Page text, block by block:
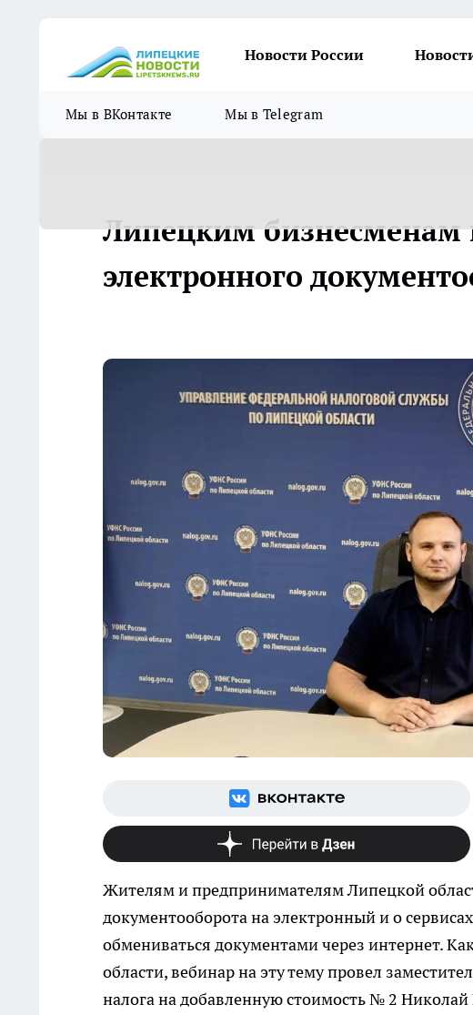
Новости России
Мы в ВКонтакте Мы в Telegram
Липецким
электронного
Жителям и предпринимателям Липецкой
документооборота на электронный и о
обмениваться документами через интернет.
области, вебинар на эту тему провел
налога на добавленную стоимость № 2